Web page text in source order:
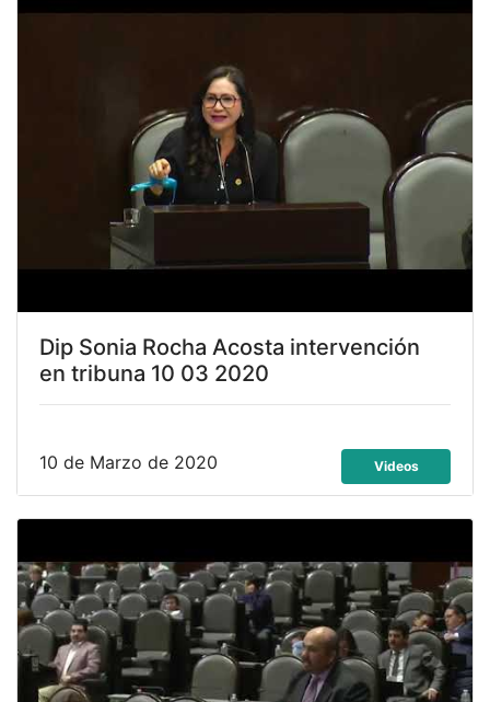
Dip Sonia Rocha Acosta intervención
en tribuna 10 03 2020
10 de Marzo de 2020 Videos